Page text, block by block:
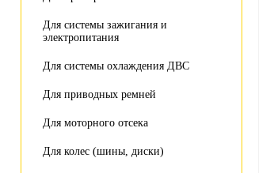
Для системы зажигания и
электропитания
Для системы охлаждения ДВС
Для приводных ремней
Для моторного отсека
Для колес (шины, диски)